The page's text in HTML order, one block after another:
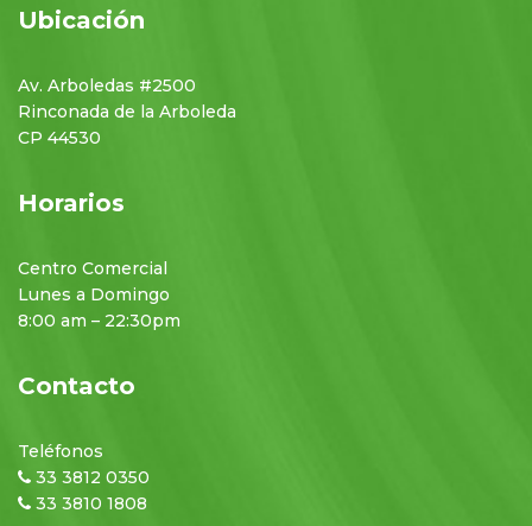
Ubicación
Av. Arboledas #2500
Rinconada de la Arboleda
CP 44530
Horarios
Centro Comercial
Lunes a Domingo
8:00 am – 22:30pm
Contacto
Teléfonos
33 3812 0350
33 3810 1808